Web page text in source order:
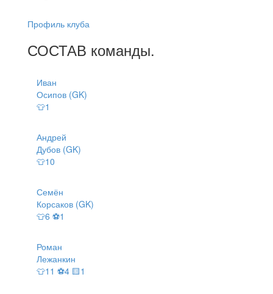
Профиль клуба
СОСТАВ команды.
Иван
Осипов (GK)
👕1
Андрей
Дубов (GK)
👕10
Семён
Корсаков (GK)
👕6 ⚽1
Роман
Лежанкин
👕11 ⚽4 🟨1